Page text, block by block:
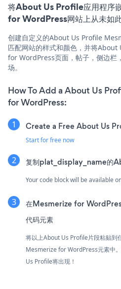
将About Us Profile应用程序
for WordPress网站上从未如
创建自定义的About Us Profile
匹配网站的样式和颜色，并将
for WordPress页面，帖子，侧边栏
场。
How To Add a About Us
for WordPress:
Create a Free About Us
Start for free now
复制plat_display_name的
Your code block will be available
在Mesmerize for
代码元素
将以上About Us Profile片段粘贴到
Mesmerize for WordPress元素中
Us Profile将出现！